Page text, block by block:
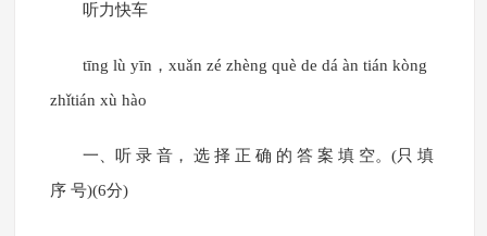
听力快车
tīng lù yīn，xuǎn zé zhèng què de dá àn tián kòng
zhǐtián xù hào
一、听 录 音， 选 择 正 确 的 答 案 填 空。(只 填
序 号)(6分)